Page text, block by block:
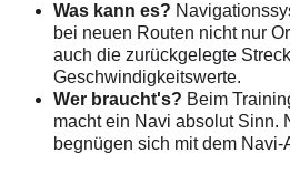
Was kann es?
bei neuen Routen nicht nur
auch die zurückgelegte
Geschwindigkeitswerte.
Wer braucht's? Beim
macht ein Navi absolut Sinn.
begnügen sich mit dem Navi-